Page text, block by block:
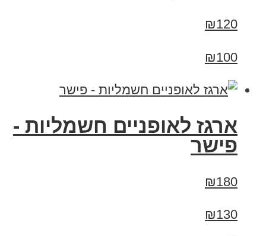
₪120
₪100
ארגז לאופניים חשמליות -
פישר
₪180
₪130